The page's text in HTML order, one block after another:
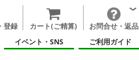
登録 カート(ご精算)
お問合せ・返品
イベント・SNS ご利用ガイド